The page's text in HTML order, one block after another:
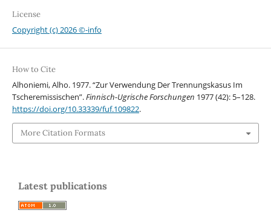
License
Copyright (c) 2026 ©-info
How to Cite
Alhoniemi, Alho. 1977. “Zur Verwendung Der Trennungskasus Im
Tscheremissischen”.Finnisch-Ugrische Forschungen 1977 (42): 5–128.
https://doi.org/10.33339/fuf.109822.
More Citation Formats
Latest publications